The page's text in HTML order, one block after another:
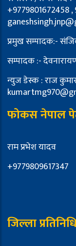
+9779801672458 ,
प्रमुख सम्पादक:-
सम्पादक :-
न्युज डेस्क : राज
फोकस नेपाल
राम प्रभेश यादव
+9779809617347
जिल्ला